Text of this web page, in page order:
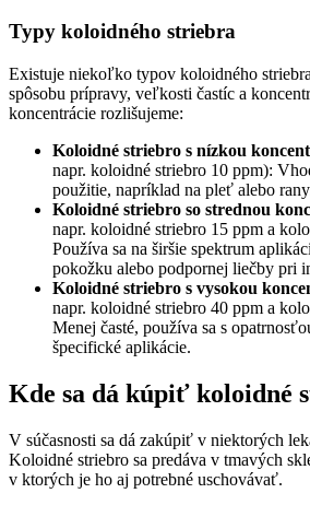
Typy koloidného striebra
Existuje niekoľko typov koloidného
spôsobu prípravy, veľkosti častíc a
koncentrácie rozlišujeme:
Koloidné striebro s nízkou
napr. koloidné striebro 10 ppm):
použitie, napríklad na pleť alebo
Koloidné striebro so strednou
napr. koloidné striebro 15 ppm a
Používa sa na širšie spektrum
pokožku alebo podpornej liečby pri
Koloidné striebro s vysokou
napr. koloidné striebro 40 ppm a
Menej časté, používa sa s
špecifické aplikácie.
Kde sa dá kúpiť koloidné
V súčasnosti sa dá zakúpiť v niektorých
Koloidné striebro sa predáva v tmavých
v ktorých je ho aj potrebné uschovávať.